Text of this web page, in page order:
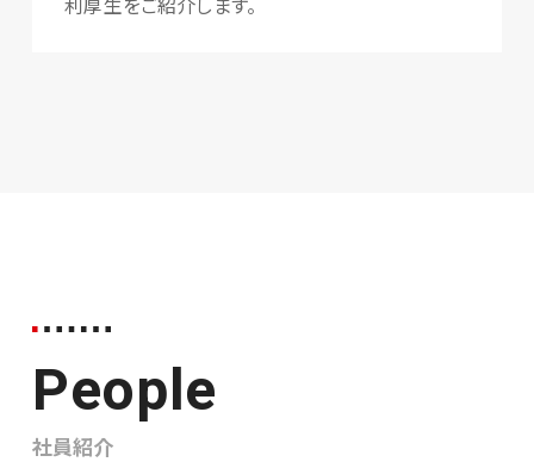
People
社員紹介